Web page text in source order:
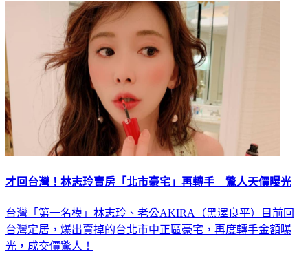
才回台灣！林志玲賣房「北市豪宅」再轉手 驚人天價曝光
台灣「第一名模」林志玲、老公AKIRA（黑澤良平）目前回
台灣定居，爆出賣掉的台北市中正區豪宅，再度轉手金額曝
光，成交價驚人！